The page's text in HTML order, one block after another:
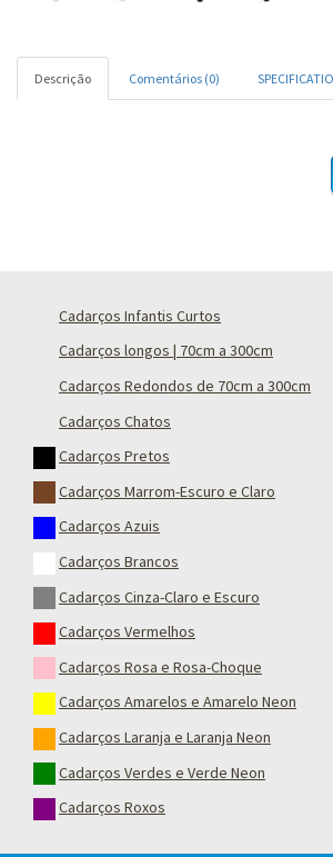
Descrição Comentários (0)
Cadarços Infantis Curtos
Cadarços longos | 70cm a 300cm
Cadarços Redondos de 70cm a 300cm
Cadarços Chatos
Cadarços Pretos
Cadarços Marrom-Escuro e Claro
Cadarços Azuis
Cadarços Brancos
Cadarços Cinza-Claro e Escuro
Cadarços Vermelhos
Cadarços Rosa e Rosa-Choque
Cadarços Amarelos e Amarelo Neon
Cadarços Laranja e Laranja Neon
Cadarços Verdes e Verde Neon
Cadarços Roxos